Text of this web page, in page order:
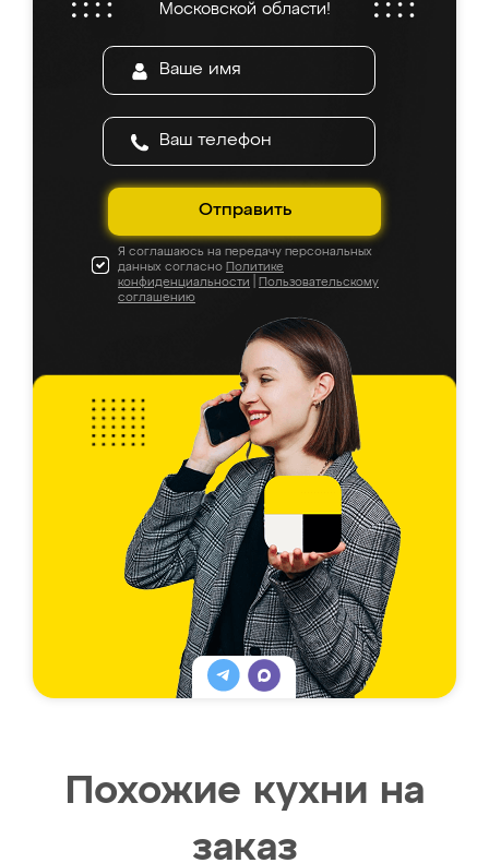
Московской области!
Отправить
Я соглашаюсь на передачу персональных
данных согласно Политике
конфиденциальности
Пользовательскому
соглашению
Похожие кухни на
заказ